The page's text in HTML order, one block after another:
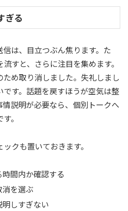
ぎる
は、目立つぶん焦ります。た
すと、さらに注目を集めます。
め取り消しました。失礼しまし
です。話題を戻すほうが空気は整
説明が必要なら、個別トークへ
。
クも置いておきます。
間内か確認する
を選ぶ
しすぎない